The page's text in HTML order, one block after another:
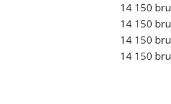
14 150
14 150
14 150
14 150